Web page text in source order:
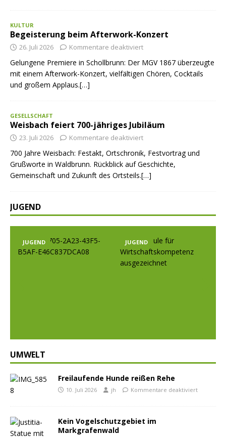
KULTUR
Begeisterung beim Afterwork-Konzert
26. Juli 2026 Kommentare deaktiviert
Gelungene Premiere in Schollbrunn: Der MGV 1867 überzeugte
mit einem Afterwork-Konzert, vielfältigen Chören, Cocktails
und großem Applaus.[…]
GESELLSCHAFT
Weisbach feiert 700-jähriges Jubiläum
23. Juli 2026 Kommentare deaktiviert
700 Jahre Weisbach: Festakt, Ortschronik, Festvortrag und
Grußworte in Waldbrunn. Rückblick auf Geschichte,
Gemeinschaft und Zukunft des Ortsteils.[…]
JUGEND
JUGEND JUGEND
UMWELT
Freilaufende Hunde reißen Rehe
10. Juli 2026 jh Kommentare deaktiviert
Kein Vogelschutzgebiet im
Markgrafenwald